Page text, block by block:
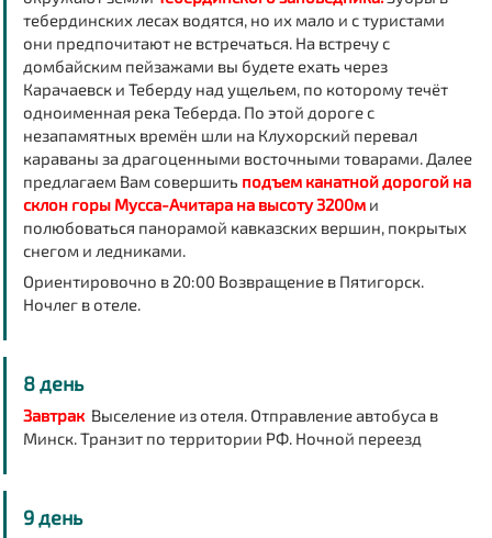
тебердинских лесах водятся, но их мало и с туристами
они предпочитают не встречаться. На встречу с
домбайским пейзажами вы будете ехать через
Карачаевск и Теберду над ущельем, по которому течёт
одноименная река Теберда. По этой дороге с
незапамятных времён шли на Клухорский перевал
караваны за драгоценными восточными товарами. Далее
предлагаем Вам совершить подъем канатной дорогой на
склон горы Мусса-Ачитара на высоту 3200ми
полюбоваться панорамой кавказских вершин, покрытых
снегом и ледниками.
Ориентировочно в 20:00 Возвращение в Пятигорск.
Ночлег в отеле.
8 день
ЗавтракВыселение из отеля. Отправление автобуса в
Минск. Транзит по территории РФ. Ночной переезд
9 день